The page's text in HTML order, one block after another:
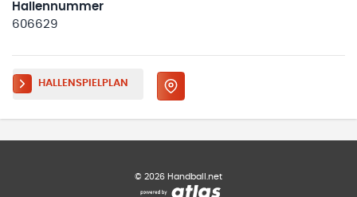
Hallennummer
606629
HALLENSPIELPLAN
© 2026 Handball.net